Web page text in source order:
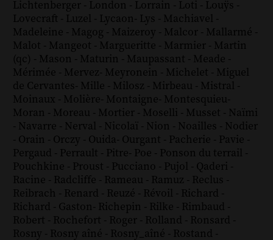
Lichtenberger - London - Lorrain - Loti - Louÿs -
Lovecraft - Luzel - Lycaon- Lys - Machiavel -
Madeleine - Magog - Maizeroy - Malcor - Mallarmé -
Malot - Mangeot - Margueritte - Marmier - Martin
(qc) - Mason - Maturin - Maupassant - Meade -
Mérimée - Mervez- Meyronein - Michelet - Miguel
de Cervantes- Mille - Milosz - Mirbeau - Mistral -
Moinaux - Molière- Montaigne- Montesquieu-
Moran - Moreau - Mortier - Moselli - Musset - Naïmi
- Navarre - Nerval - Nicolaï - Nion - Noailles - Nodier
- Orain - Orczy - Ouida- Ourgant - Pacherie - Pavie -
Pergaud - Perrault - Pitre- Poe - Ponson du terrail -
Pouchkine - Proust - Pucciano - Pujol - Qaderi -
Racine - Radcliffe - Rameau - Ramuz - Reclus -
Reibrach - Renard - Reuzé - Révoil - Richard -
Richard - Gaston- Richepin - Rilke - Rimbaud -
Robert - Rochefort - Roger - Rolland - Ronsard -
Rosny - Rosny aîné - Rosny_aîné - Rostand -